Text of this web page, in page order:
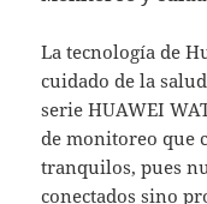
La tecnología de
cuidado de la
serie HUAWEI
de monitoreo que
tranquilos, pues
conectados sino